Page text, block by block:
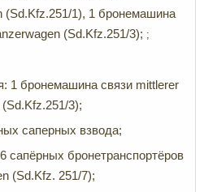
(Sd.Kfz.251/1), 1 бронемашина
(Sd.Kfz.251/3); ;
1 бронемашина связи mittlerer
3);
саперных взвода;
сапёрных бронетранспортёров
(Sd.Kfz. 251/7);